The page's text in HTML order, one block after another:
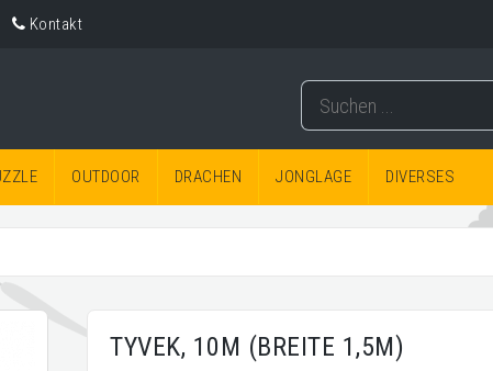
Kontakt
OUTDOOR DRACHEN JONGLAGE DIVERSES
TYVEK, 10M (BREITE 1,5M)